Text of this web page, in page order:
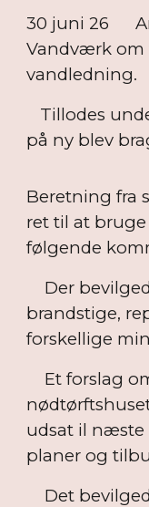
30 juni 26
Vandværk
vandledning.
Tillodes
på ny blev
Beretning fra
ret til at
følgende
Der
brandstige,
forskellige
Et forslag
udsat il næste
planer og
Det